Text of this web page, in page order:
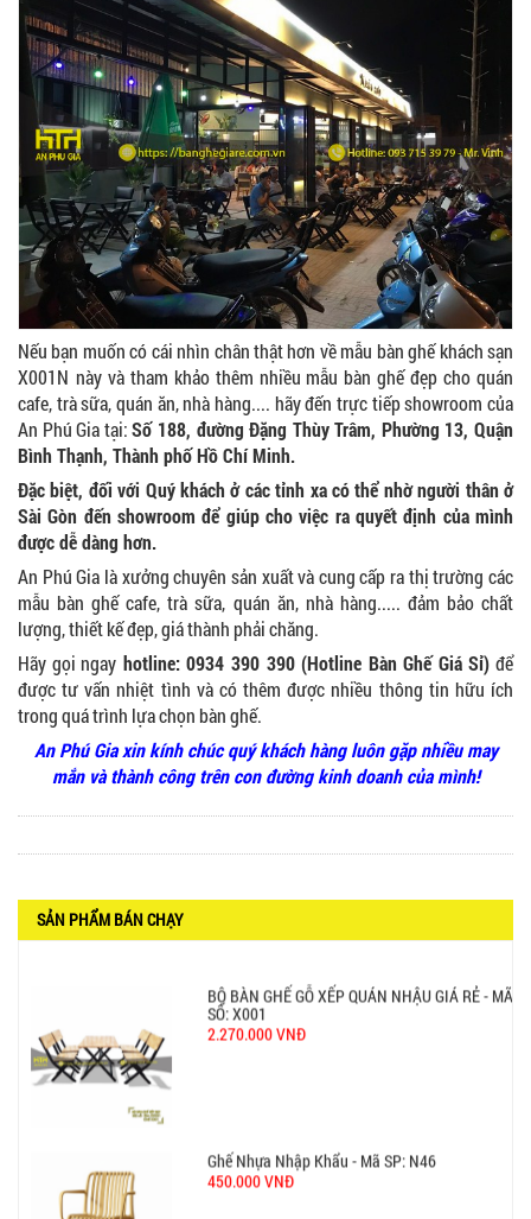
Nếu bạn muốn có cái nhìn chân thật hơn về mẫu bàn ghế khách sạn
X001N này và tham khảo thêm nhiều mẫu bàn ghế đẹp cho quán
cafe, trà sữa, quán ăn, nhà hàng.... hãy đến trực tiếp showroom của
An Phú Gia tại:Số 188, đường Đặng Thùy Trâm, Phường 13, Quận
Bình Thạnh, Thành phố Hồ Chí Minh.
Đặc biệt, đối với Quý khách ở các tỉnh xa có thể nhờ người thân ở
Sài Gòn đến showroom để giúp cho việc ra quyết định của mình
được dễ dàng hơn.
An Phú Gia là xưởng chuyên sản xuất và cung cấp ra thị trường các
mẫu bàn ghế cafe, trà sữa, quán ăn, nhà hàng..... đảm bảo chất
lượng, thiết kế đẹp, giá thành phải chăng.
Hãy gọi ngay hotline: 0934 390 390 (Hotline Bàn Ghế Giá Sỉ) để
được tư vấn nhiệt tình và có thêm được nhiều thông tin hữu ích
trong quá trình lựa chọn bàn ghế.
An Phú Gia xin kính chúc quý khách hàng luôn gặp nhiều may
mắn và thành công trên con đường kinh doanh của mình!
SẢN PHẨM BÁN CHẠY
BÀN BAR BEER CLUB BCF SX GIÁ RẺ - MÃ SỐ:
BCF SX
750.000 VNĐ
GHẾ EAMES - GHẾ NHỰA CAFE CHÂN GỖ GIÁ RẺ
- MÃ SỐ: M002
550.000 VNĐ
GHẾ XẾP GẤP GIÁ RẺ - MÃ SỐ: X001
380.000 VNĐ
BÀN CAFE BCF01 GIÁ RẺ - MÃ SỐ: BCF01
650.000 VNĐ
SỐ: X001
Ghế Nhựa Nhập Khẩu - Mã SP: N46
450.000 VNĐ
Ghế Ăn nhập khẩu ELLA - Mã SP: GNK05
Liên hệ